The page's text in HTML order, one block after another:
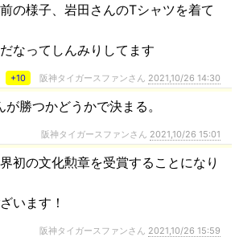
の様子、岩田さんのTシャツを着て
なってしんみりしてます
+10 阪神タイガースファンさん 2021,10/26 14:30
が勝つかどうかで決まる。
阪神タイガースファンさん 2021,10/26 15:01
初の文化勲章を受賞することになり
います！
阪神タイガースファンさん 2021,10/26 15:59